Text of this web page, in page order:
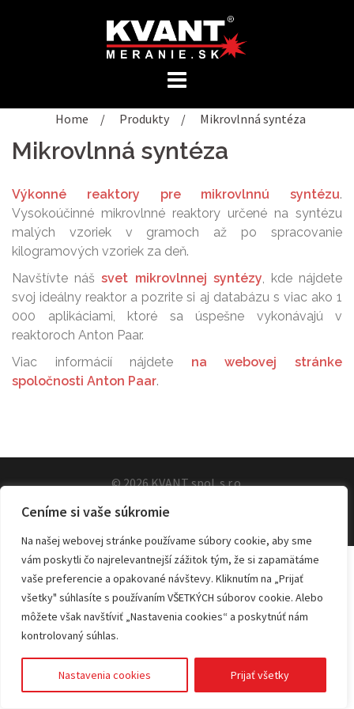
Ceníme si vaše súkromie
Na našej webovej stránke používame súbory cookie, aby sme
vám poskytli čo najrelevantnejší zážitok tým, že si zapamätáme
vaše preferencie a opakované návštevy. Kliknutím na „Prijať
všetky" súhlasíte s používaním VŠETKÝCH súborov cookie. Alebo
môžete však navštíviť „Nastavenia cookies“ a poskytnúť nám
kontrolovaný súhlas.
Nastavenia cookies Prijať všetky
Home / Produkty / Mikrovlnná syntéza
Mikrovlnná syntéza
Výkonné reaktory pre mikrovlnnú syntézu.
Vysokoúčinné mikrovlnné reaktory určené na syntézu
malých vzoriek v gramoch až po spracovanie
kilogramových vzoriek za deň.
Navštívte nášsvet mikrovlnnej syntézy, kde nájdete
svoj ideálny reaktor a pozrite si aj databázu s viac ako 1
000 aplikáciami, ktoré sa úspešne vykonávajú v
reaktoroch Anton Paar.
Viac informácií nájdete na webovej stránke
spoločnosti Anton Paar.
© 2026 KVANT spol. s r.o.